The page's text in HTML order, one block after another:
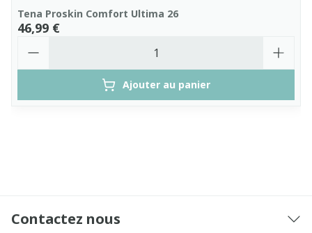
Tena Proskin Comfort Ultima 26
46,99 €
Ajouter au panier
Contactez nous